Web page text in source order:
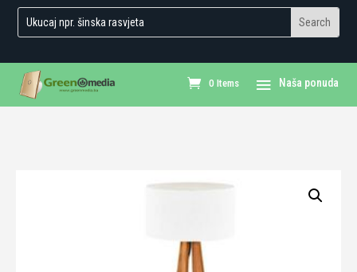
0 Items